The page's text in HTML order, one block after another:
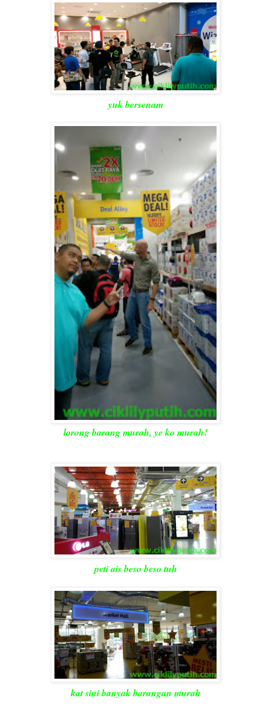
yuk bersenam
lorong barang murah, ye ko murah!
peti ais beso beso tuh
kat sini banyak barangan murah